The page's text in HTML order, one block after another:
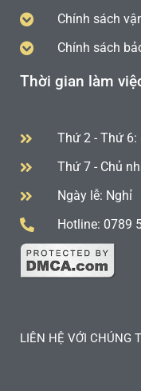
Chính sách
Chính sách
Thời gian làm
Thứ 2 - Thứ 6:
Thứ 7 - Chủ
Ngày lễ: Nghỉ
Hotline: 0789
LIÊN HỆ VỚI CHÚNG